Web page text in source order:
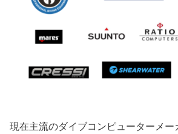
現在主流のダイブコンピューターメー